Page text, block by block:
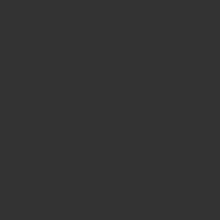
einfach – denn echtes Wachstum erfordert Mut. Aber